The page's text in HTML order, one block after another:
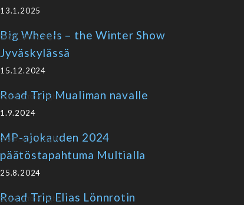
13.1.2025
Big Wheels – the Winter Show
Jyväskylässä
15.12.2024
Road Trip Mualiman navalle
1.9.2024
MP-ajokauden 2024
päätöstapahtuma Multialla
25.8.2024
Road Trip Elias Lönnrotin